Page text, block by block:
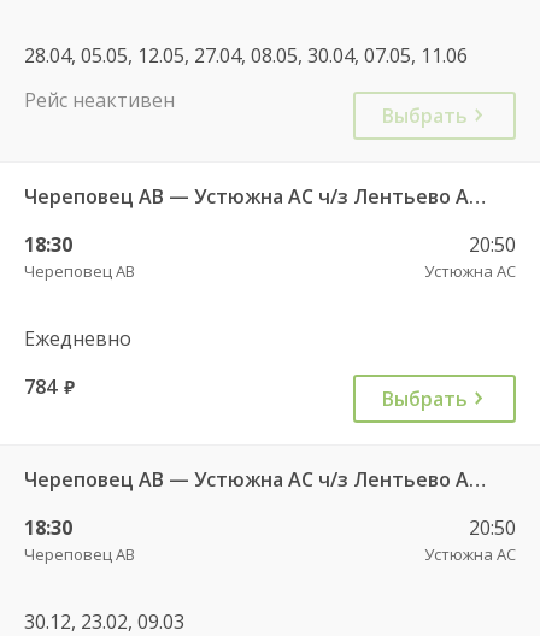
28.04, 05.05, 12.05, 27.04, 08.05, 30.04, 07.05, 11.06
Рейс неактивен
Выбрать
Череповец АВ — Устюжна АС ч/з Лентьево АС - 750
18:30
Череповец АВ
20:50
Устюжна АС
Ежедневно
784 руб. Выбрать
Череповец АВ — Устюжна АС ч/з Лентьево АС - 750
18:30
Череповец АВ
20:50
Устюжна АС
30.12, 23.02, 09.03